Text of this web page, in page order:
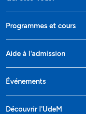
Programmes et cours
Aide à l'admission
Événements
Découvrir l'UdeM